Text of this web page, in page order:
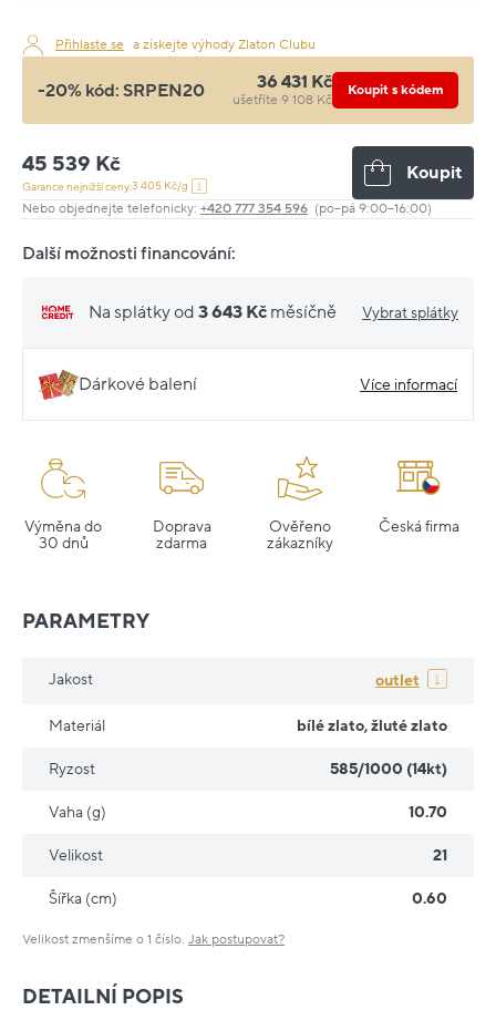
Přihlaste se a získejte výhody Zlaton Clubu
-20% kód: SRPEN20 36 431 Kč
ušetříte 9 108 Kč
Koupit s kódem
45 539 Kč
Garance nejnižší ceny:3 405 Kč/g
Koupit
Nebo objednejte telefonicky: +420 777 354 596 (po–pá 9:00–16:00)
Další možnosti financování:
Na splátky od 3 643 Kč měsíčně Vybrat splátky
Dárkové balení Více informací
Výměna do
30 dnů
Doprava
zdarma
Ověřeno
zákazníky
Česká firma
DETAILNÍ POPIS
PARAMETRY
Jakost outlet
Materiál bílé zlato, žluté zlato
Ryzost 585/1000 (14kt)
Vaha (g) 10.70
Velikost 21
Šířka (cm) 0.60
Velikost zmenšíme o 1 číslo. Jak postupovat?